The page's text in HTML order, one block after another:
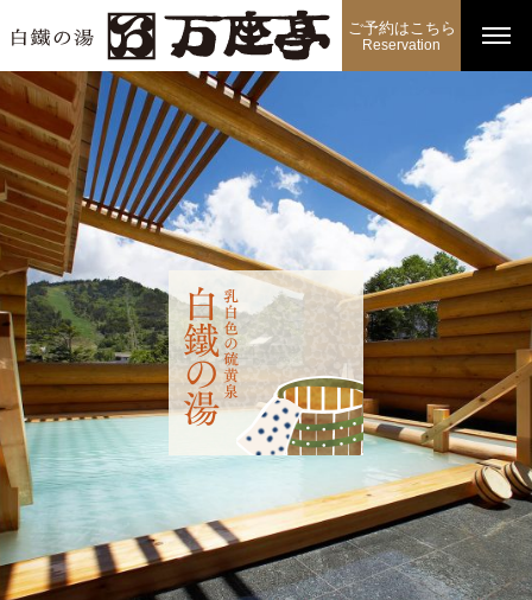
ご予約はこちら
Reservation